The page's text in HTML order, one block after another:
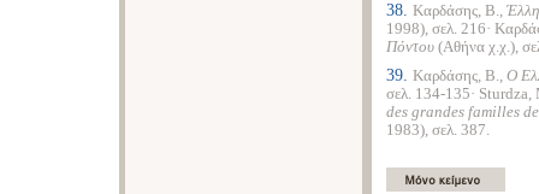
38. Καρδάσης, Β.,
1998), σελ. 216·
Πόντου (Αθήνα χ.χ.),
39. Καρδάσης, Β., Ο
σελ. 134-135·
des grandes familles
1983), σελ. 387.